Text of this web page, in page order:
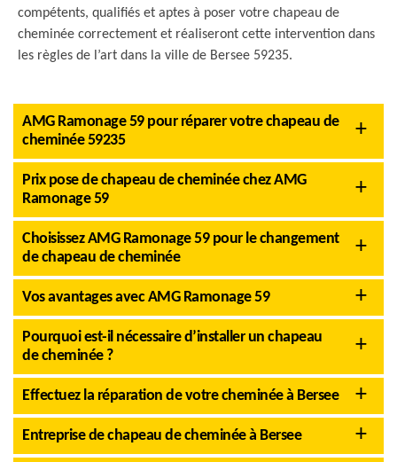
compétents, qualifiés et aptes à poser votre chapeau de
cheminée correctement et réaliseront cette intervention dans
les règles de l’art dans la ville de Bersee 59235.
AMG Ramonage 59 pour réparer votre chapeau de
cheminée 59235
Prix pose de chapeau de cheminée chez AMG
Ramonage 59
Choisissez AMG Ramonage 59 pour le changement
de chapeau de cheminée
Vos avantages avec AMG Ramonage 59
Pourquoi est-il nécessaire d’installer un chapeau
de cheminée ?
Effectuez la réparation de votre cheminée à Bersee
Entreprise de chapeau de cheminée à Bersee